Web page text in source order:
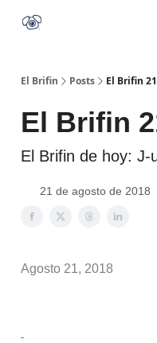
El Brifin Posts El Brifin
El Brifin
El Brifin de hoy:
21 de agosto de 2018
Agosto 21, 2018